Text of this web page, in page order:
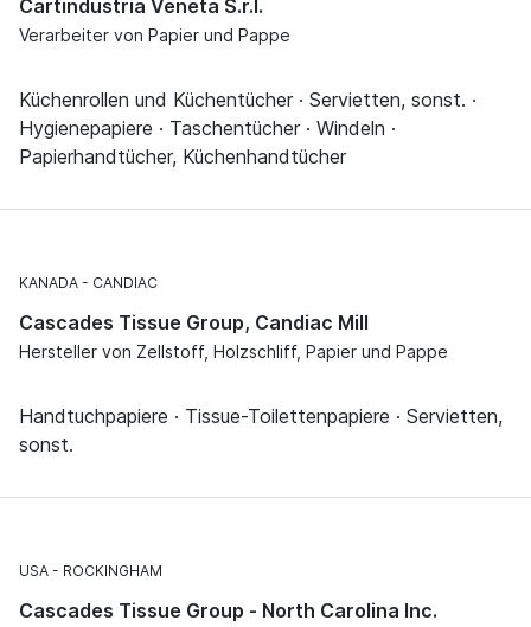
Cartindustria Veneta S.r.l.
Verarbeiter von Papier und Pappe
Küchenrollen und Küchentücher · Servietten, sonst. ·
Hygienepapiere · Taschentücher · Windeln ·
Papierhandtücher, Küchenhandtücher
KANADA CANDIAC
Cascades Tissue Group, Candiac Mill
Hersteller von Zellstoff, Holzschliff, Papier und Pappe
Handtuchpapiere · Tissue-Toilettenpapiere · Servietten,
sonst.
USA ROCKINGHAM
Cascades Tissue Group - North Carolina Inc.